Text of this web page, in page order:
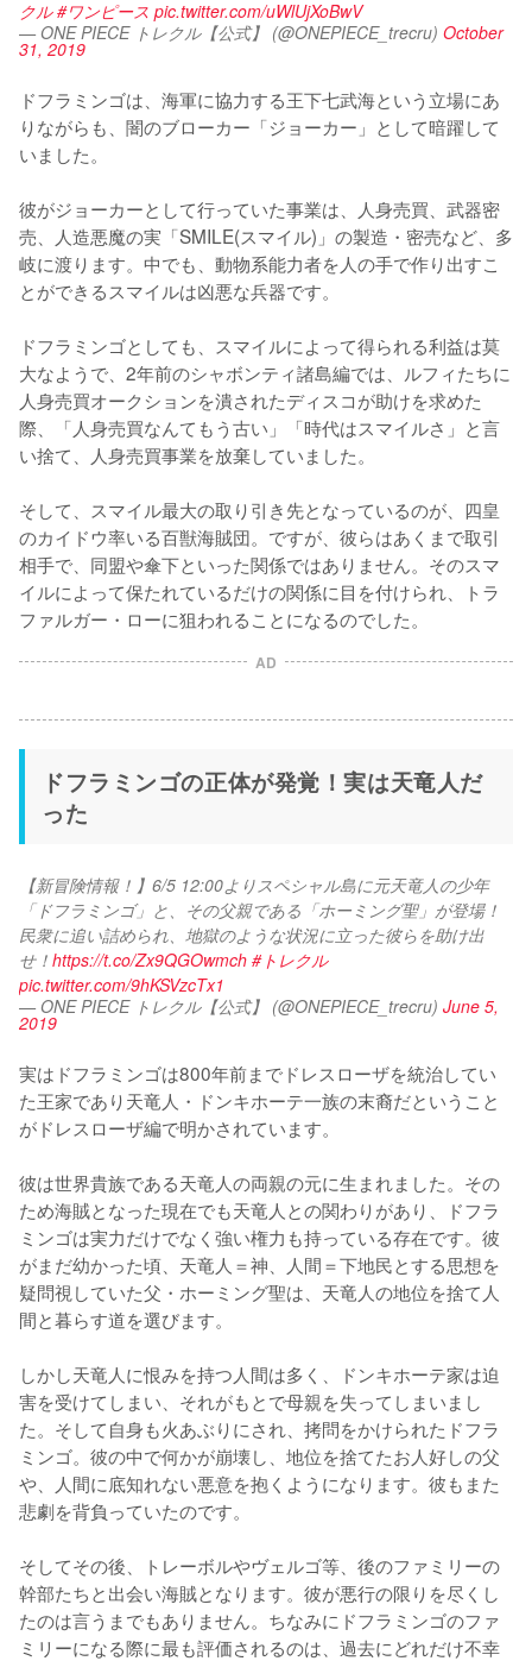
クル #ワンピース pic.twitter.com/uWlUjXoBwV
— ONE PIECE トレクル【公式】 (@ONEPIECE_trecru) October
31, 2019
ドフラミンゴは、海軍に協力する王下七武海という立場にあ
りながらも、闇のブローカー「ジョーカー」として暗躍して
いました。
彼がジョーカーとして行っていた事業は、人身売買、武器密
売、人造悪魔の実「SMILE(スマイル)」の製造・密売など、多
岐に渡ります。中でも、動物系能力者を人の手で作り出すこ
とができるスマイルは凶悪な兵器です。
ドフラミンゴとしても、スマイルによって得られる利益は莫
大なようで、2年前のシャボンティ諸島編では、ルフィたちに
人身売買オークションを潰されたディスコが助けを求めた
際、「人身売買なんてもう古い」「時代はスマイルさ」と言
い捨て、人身売買事業を放棄していました。
そして、スマイル最大の取り引き先となっているのが、四皇
のカイドウ率いる百獣海賊団。ですが、彼らはあくまで取引
相手で、同盟や傘下といった関係ではありません。そのスマ
イルによって保たれているだけの関係に目を付けられ、トラ
ファルガー・ローに狙われることになるのでした。
AD
ドフラミンゴの正体が発覚！実は天竜人だ
った
【新冒険情報！】6/5 12:00よりスペシャル島に元天竜人の少年
「ドフラミンゴ」と、その父親である「ホーミング聖」が登場！
民衆に追い詰められ、地獄のような状況に立った彼らを助け出
せ！ https://t.co/Zx9QGOwmch #トレクル
pic.twitter.com/9hKSVzcTx1
— ONE PIECE トレクル【公式】 (@ONEPIECE_trecru) June 5,
2019
実はドフラミンゴは800年前までドレスローザを統治してい
た王家であり天竜人・ドンキホーテ一族の末裔だということ
がドレスローザ編で明かされています。
彼は世界貴族である天竜人の両親の元に生まれました。その
ため海賊となった現在でも天竜人との関わりがあり、ドフラ
ミンゴは実力だけでなく強い権力も持っている存在です。彼
がまだ幼かった頃、天竜人＝神、人間＝下地民とする思想を
疑問視していた父・ホーミング聖は、天竜人の地位を捨て人
間と暮らす道を選びます。
しかし天竜人に恨みを持つ人間は多く、ドンキホーテ家は迫
害を受けてしまい、それがもとで母親を失ってしまいまし
た。そして自身も火あぶりにされ、拷問をかけられたドフラ
ミンゴ。彼の中で何かが崩壊し、地位を捨てたお人好しの父
や、人間に底知れない悪意を抱くようになります。彼もまた
悲劇を背負っていたのです。
そしてその後、トレーボルやヴェルゴ等、後のファミリーの
幹部たちと出会い海賊となります。彼が悪行の限りを尽くし
たのは言うまでもありません。ちなみにドフラミンゴのファ
ミリーになる際に最も評価されるのは、過去にどれだけ不幸